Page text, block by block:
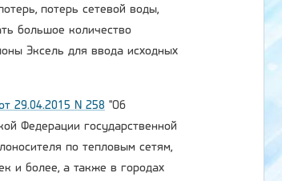
потерь сетевой воды,
большое количество
Эксель для ввода исходных
29.04.2015 N 258 "Об
Федерации государственной
по тепловым сетям,
и более, а также в городах